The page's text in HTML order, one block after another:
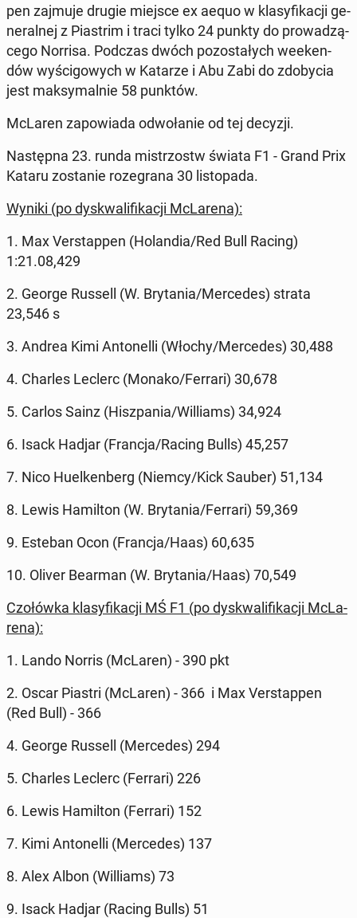
pen zajmuje drugie miejsce ex aequo w kla­sy­fi­ka­cji ge­
ne­ral­nej z Pia­strim i traci tylko 24 punkty do pro­wa­dzą­
ce­go Norrisa. Podczas dwóch po­zo­sta­łych week­en­
dów wy­ści­go­wych w Katarze i Abu Zabi do zdo­by­cia
jest mak­sy­mal­nie 58 punktów.
McLaren za­po­wia­da od­wo­ła­nie od tej decyzji.
Na­stęp­na 23. runda mi­strzostw świata F1 - Grand Prix
Kataru zo­sta­nie ro­ze­gra­na 30 li­sto­pa­da.
Wyniki (po dys­kwa­li­fi­ka­cji McLa­re­na):
1. Max Ver­stap­pen (Ho­lan­dia/Red Bull Racing)
1:21.08,429
2. George Russell (W. Bry­ta­nia/Mer­ce­des) strata
23,546 s
3. Andrea Kimi An­to­nel­li (Włochy/Mer­ce­des) 30,488
4. Charles Leclerc (Monako/Ferrari) 30,678
5. Carlos Sainz (Hisz­pa­nia/Wil­liams) 34,924
6. Isack Hadjar (Francja/Racing Bulls) 45,257
7. Nico Hu­el­ken­berg (Niemcy/Kick Sauber) 51,134
8. Lewis Ha­mil­ton (W. Bry­ta­nia/Ferrari) 59,369
9. Esteban Ocon (Francja/Haas) 60,635
10. Oliver Bearman (W. Bry­ta­nia/Haas) 70,549
Czo­łów­ka kla­sy­fi­ka­cji MŚ F1 (po dys­kwa­li­fi­ka­cji McLa­
re­na):
1. Lando Norris (McLaren) - 390 pkt
2. Oscar Piastri (McLaren) - 366 i Max Ver­stap­pen
(Red Bull) - 366
4. George Russell (Mer­ce­des) 294
5. Charles Leclerc (Ferrari) 226
6. Lewis Ha­mil­ton (Ferrari) 152
7. Kimi An­to­nel­li (Mer­ce­des) 137
8. Alex Albon (Wil­liams) 73
9. Isack Hadjar (Racing Bulls) 51